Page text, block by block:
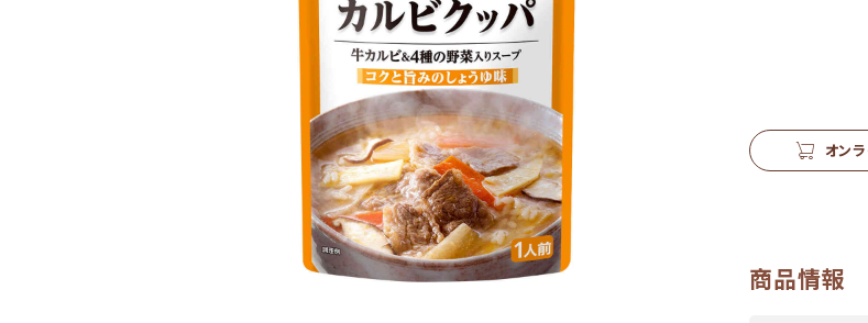
オン
商品情報